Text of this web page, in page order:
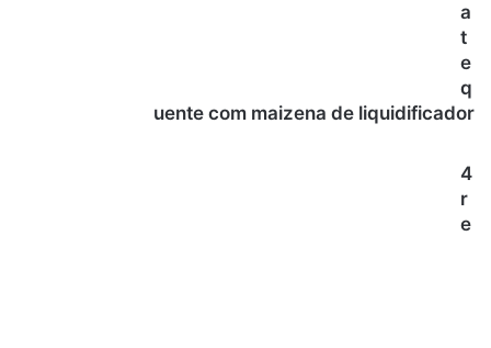
a
t
e
q
uente com maizena de liquidificador
4
r
e